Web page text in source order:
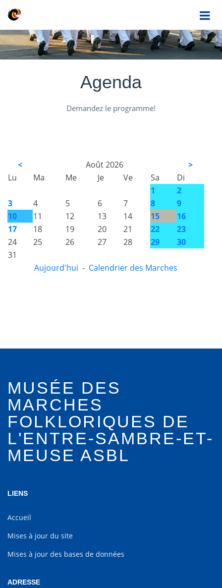
Agenda
Demandez le programme!
< Août 2026
>
Lu
Ma Me Je Ve Sa
Di
1
2
3
4 5 6 7 8
9
10
11 12 13 14 15
16
17
18 19 20 21 22
23
24
25 26 27 28 29
30
31
Aujourd'hui - Calendrier des Marches
MUSÉE DES
MARCHES
FOLKLORIQUES DE
L'ENTRE-SAMBRE-ET-
MEUSE ASBL
LIENS
Accueil
Mises à jour du site
Mises à jour des bases de données
ADRESSE